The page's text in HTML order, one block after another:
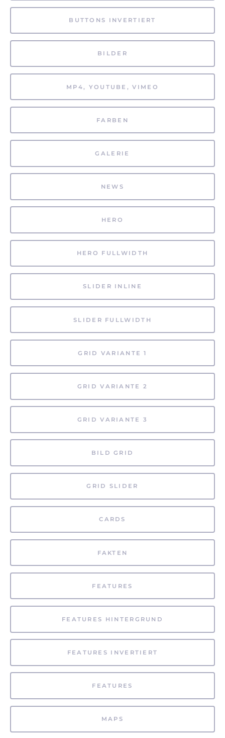
BUTTONS INVERTIERT
BILDER
MP4, YOUTUBE, VIMEO
FARBEN
GALERIE
NEWS
HERO
HERO FULLWIDTH
SLIDER INLINE
SLIDER FULLWIDTH
GRID VARIANTE 1
GRID VARIANTE 2
GRID VARIANTE 3
BILD GRID
GRID SLIDER
CARDS
FAKTEN
FEATURES
FEATURES HINTERGRUND
FEATURES INVERTIERT
FEATURES
MAPS